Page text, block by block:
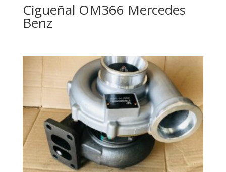
Cigueñal OM366 Mercedes
Benz